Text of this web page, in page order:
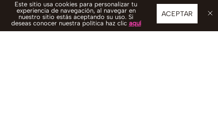
ACEPTAR
Este sitio usa cookies para personalizar tu
experiencia de navegación, al navegar en
nuestro sitio estás aceptando su uso. Si
deseas conocer nuestra política haz clic aquí